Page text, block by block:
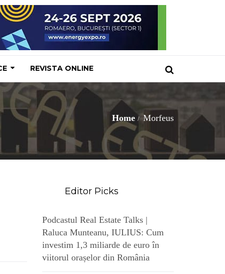
REVISTA ONLINE
Home Morfeus
Editor Picks
Podcastul Real Estate Talks |
Raluca Munteanu, IULIUS: Cum
investim 1,3 miliarde de euro în
viitorul orașelor din România